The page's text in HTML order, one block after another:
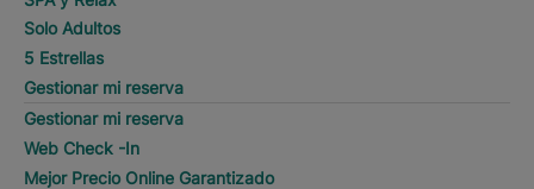
Solo Adultos
5 Estrellas
Gestionar mi reserva
Gestionar mi reserva
Web Check -In
Mejor Precio Online Garantizado